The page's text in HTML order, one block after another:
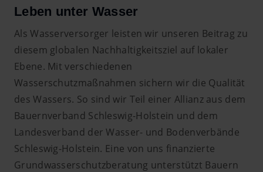
Leben unter Wasser
Als Wasserversorger leisten wir unseren Beitrag zu
diesem globalen Nachhaltigkeitsziel auf lokaler
Ebene. Mit verschiedenen
Wasserschutzmaßnahmen sichern wir die Qualität
des Wassers. So sind wir Teil einer Allianz aus dem
Bauernverband Schleswig-Holstein und dem
Landesverband der Wasser- und Bodenverbände
Schleswig-Holstein. Eine von uns finanzierte
Grundwasserschutzberatung unterstützt Bauern